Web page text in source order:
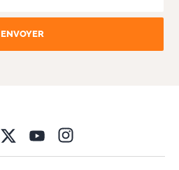
ENVOYER